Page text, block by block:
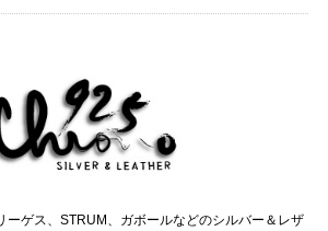
ーゲス、STRUM、ガボールなどのシルバー＆レザ